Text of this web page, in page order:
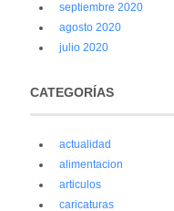
septiembre 2020
agosto 2020
julio 2020
CATEGORÍAS
actualidad
alimentacion
articulos
caricaturas